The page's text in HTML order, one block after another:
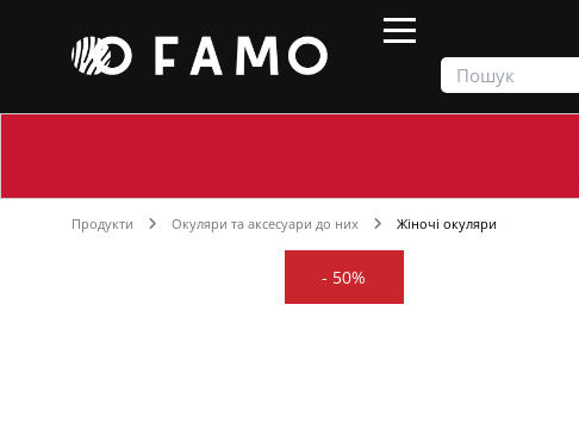
Продукти Окуляри та аксесуари до них Жіночі окуляри
- 50%